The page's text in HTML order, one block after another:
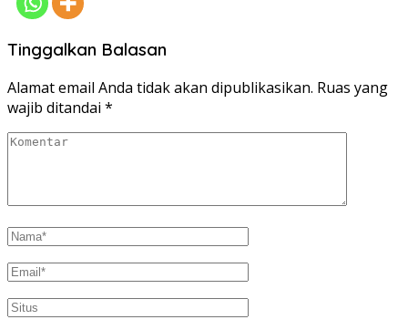
Tinggalkan Balasan
Alamat email Anda tidak akan dipublikasikan. Ruas yang
wajib ditandai *